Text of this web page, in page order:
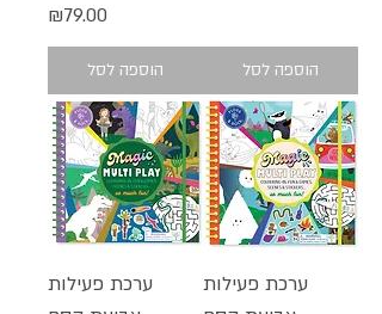
הוספה לסל
מחיר
₪79.00
הוספה לסל
ערכת פעילות
ערכת פעילות